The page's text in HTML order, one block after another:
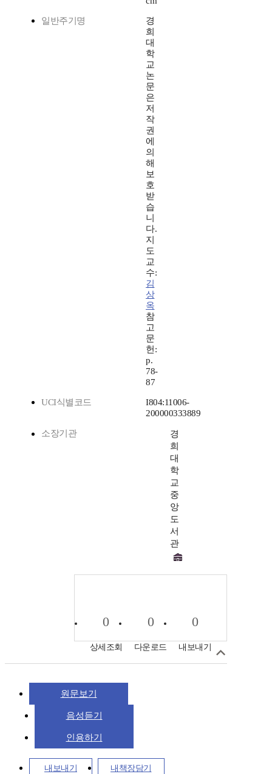
일반주기명
경
희
대
학
교
논
문
은
저
작
권
에
의
해
보
호
받
습
니
다.
지
도
교
수:
김
상
옥
참
고
문
헌:
p.
78-
87
UCI식별코드
I804:11006-
200000333889
소장기관
경
희
대
학
교
중
앙
도
서
관
0
상세조회
0
다운로드
0
내보내기
원문보기
음성듣기
인용하기
내보내기 내책장담기